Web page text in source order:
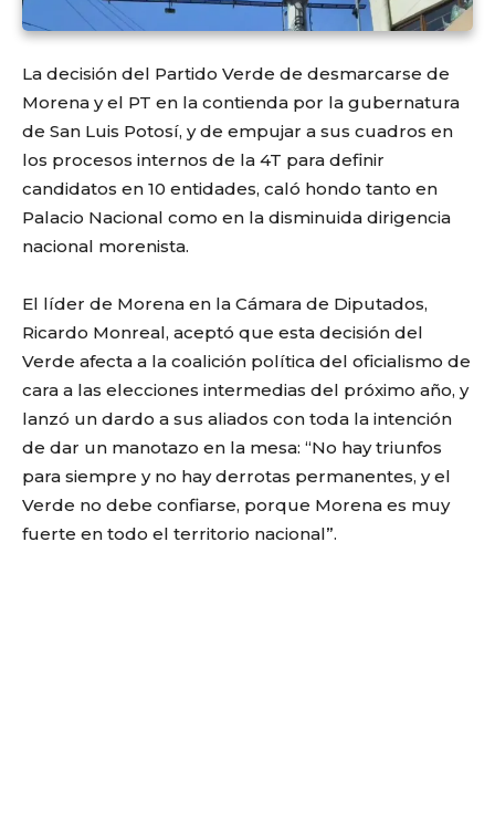
La decisión del Partido Verde de desmarcarse de
Morena y el PT en la contienda por la gubernatura
de San Luis Potosí, y de empujar a sus cuadros en
los procesos internos de la 4T para definir
candidatos en 10 entidades, caló hondo tanto en
Palacio Nacional como en la disminuida dirigencia
nacional morenista.
El líder de Morena en la Cámara de Diputados,
Ricardo Monreal, aceptó que esta decisión del
Verde afecta a la coalición política del oficialismo de
cara a las elecciones intermedias del próximo año, y
lanzó un dardo a sus aliados con toda la intención
de dar un manotazo en la mesa: “No hay triunfos
para siempre y no hay derrotas permanentes, y el
Verde no debe confiarse, porque Morena es muy
fuerte en todo el territorio nacional”.